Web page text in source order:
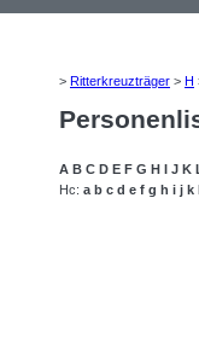
> Ritterkreuzträger > H
A B C D E F G H I J K
Hc: a b c d e f g h i j k